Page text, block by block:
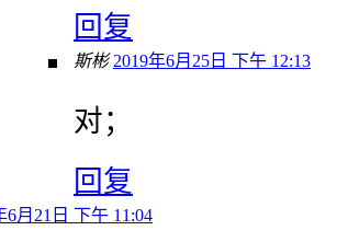
回复
斯彬 2019年6月25日 下午 12:13
对；
回复
6月21日 下午 11:04